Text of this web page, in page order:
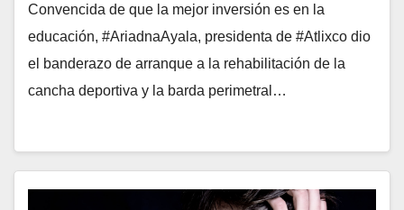
Convencida de que la mejor inversión es en la
educación, #AriadnaAyala, presidenta de #Atlixco dio
el banderazo de arranque a la rehabilitación de la
cancha deportiva y la barda perimetral…